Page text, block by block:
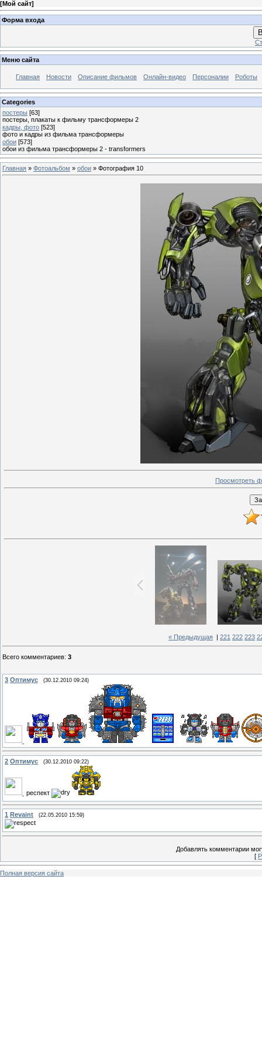
[Мой сайт]
Форма входа
Меню сайта
Главная Новости Описание фильмов Онлайн-видео Персоналии Роботы
Categories
постеры [63]
постеры, плакаты к фильму трансформеры 2
кадры, фото [523]
фото и кадры из фильма трансформеры
обои [573]
обои из фильма трансформеры 2 - transformers
Главная » Фотоальбом » обои » Фотография 10
Просмотреть
« Предыдущая 221 222 223
Всего комментариев: 3
3 Оптимус (30.12.2010 09:24)
2 Оптимус (30.12.2010 09:22)
респект
1 Revaint (22.05.2010 15:59)
Добавлять комментарии
[
Полная версия сайта